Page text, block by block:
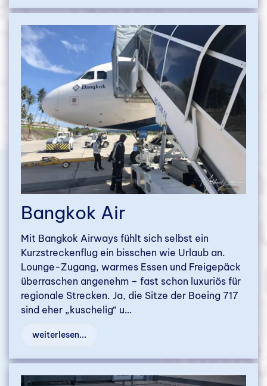
Bangkok Air
Mit Bangkok Airways fühlt sich selbst ein
Kurzstreckenflug ein bisschen wie Urlaub an.
Lounge-Zugang, warmes Essen und Freigepäck
überraschen angenehm – fast schon luxuriös für
regionale Strecken. Ja, die Sitze der Boeing 717
sind eher „kuschelig“ u…
weiterlesen...